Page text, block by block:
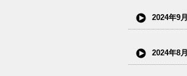
2024年9月
2024年8月